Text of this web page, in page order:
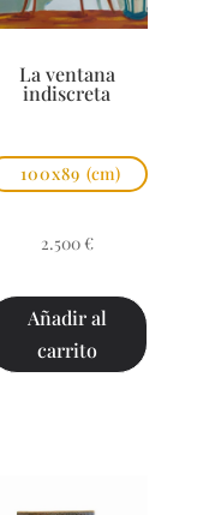
La ventana
indiscreta
100x89 (cm)
2.500 €
Añadir al
carrito